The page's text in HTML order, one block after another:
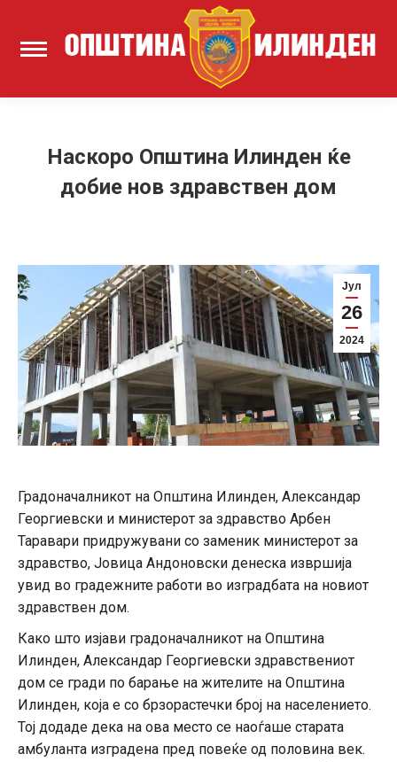
Наскоро Општина Илинден ќе
добие нов здравствен дом
Јул
26
2024
Градоначалникот на Општина Илинден, Александар
Георгиевски и министерот за здравство Арбен
Таравари придружувани со заменик министерот за
здравство, Јовица Андоновски денеска извршија
увид во градежните работи во изградбата на новиот
здравствен дом.
Како што изјави градоначалникот на Општина
Илинден, Александар Георгиевски здравствениот
дом се гради по барање на жителите на Општина
Илинден, која е со брзорастечки број на населението.
Тој додаде дека на ова место се наоѓаше старата
амбуланта изградена пред повеќе од половина век.